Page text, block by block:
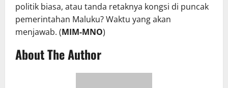
politik biasa, atau tanda retaknya kongsi di puncak
pemerintahan Maluku? Waktu yang akan
menjawab. (MIM-MNO)
About The Author